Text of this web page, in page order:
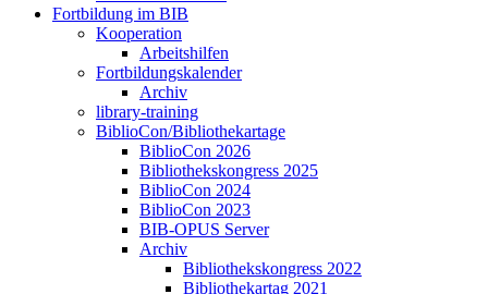
Fortbildung im BIB
Kooperation
Arbeitshilfen
Fortbildungskalender
Archiv
library-training
BiblioCon/Bibliothekartage
BiblioCon 2026
Bibliothekskongress 2025
BiblioCon 2024
BiblioCon 2023
BIB-OPUS Server
Archiv
Bibliothekskongress 2022
Bibliothekartag 2021